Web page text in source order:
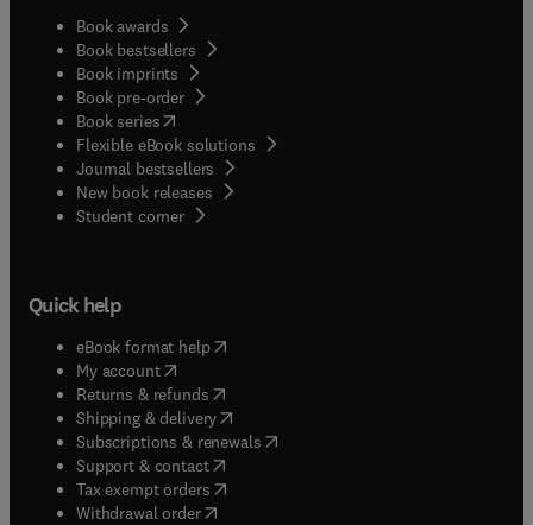
Book awards
Book bestsellers
Book imprints
Book pre-order
Book series(opens in new tab/window
Flexible eBook solutions
Journal bestsellers
New book releases
Student corner( opens in new tab/window
Quick help
eBook format help( opens in new tab/window
My account( opens in new tab/window
Returns & refunds( opens in new tab/window
Shipping & delivery(opens in new tab/window
Subscriptions & renewals( opens in new tab/window
Support & contact( opens in new tab/window
Tax exempt orders( opens in new tab/window
Withdrawal order